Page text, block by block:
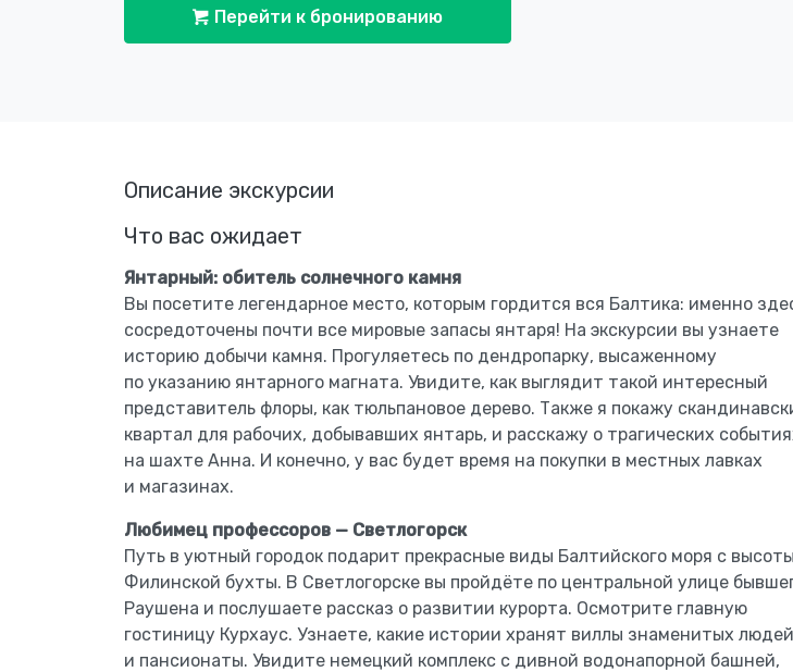
Перейти к бронированию
Описание экскурсии
Что вас ожидает
Янтарный: обитель солнечного камня
Вы посетите легендарное место, которым гордится вся Балтика: именно
сосредоточены почти все мировые запасы янтаря! На экскурсии вы узнаете
историю добычи камня. Прогуляетесь по дендропарку, высаженному
по указанию янтарного магната. Увидите, как выглядит такой интересный
представитель флоры, как тюльпановое дерево. Также я покажу
квартал для рабочих, добывавших янтарь, и расскажу о трагических
на шахте Анна. И конечно, у вас будет время на покупки в местных лавках
и магазинах.
Любимец профессоров — Светлогорск
Путь в уютный городок подарит прекрасные виды Балтийского моря с высоты
Филинской бухты. В Светлогорске вы пройдёте по центральной улице
Раушена и послушаете рассказ о развитии курорта. Осмотрите главную
гостиницу Курхаус. Узнаете, какие истории хранят виллы знаменитых людей
и пансионаты. Увидите немецкий комплекс с дивной водонапорной башней,